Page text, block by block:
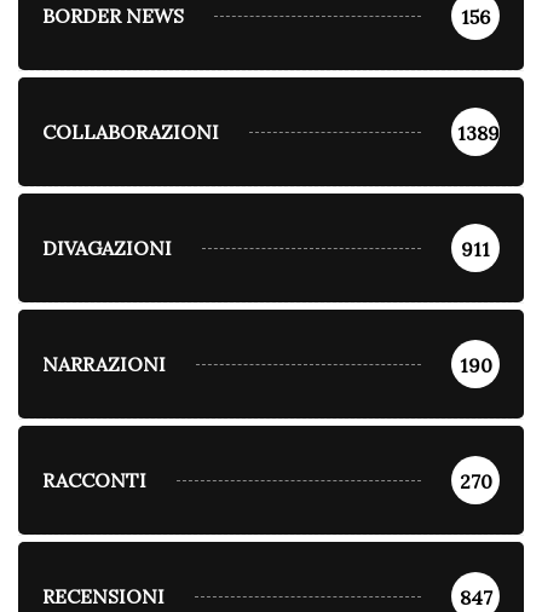
BORDER NEWS 156
COLLABORAZIONI 1389
DIVAGAZIONI 911
NARRAZIONI 190
RACCONTI 270
RECENSIONI 847